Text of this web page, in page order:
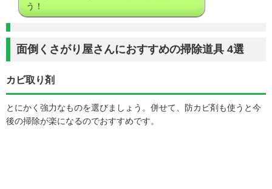
う！
面倒くさがり屋さんにおすすめの掃除道具 4選
カビ取り剤
とにかく強力なものを選びましょう。併せて、防カビ剤も使うと今
後の掃除が楽になるのでおすすめです。